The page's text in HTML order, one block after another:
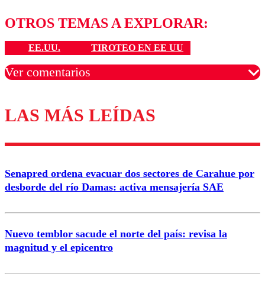
OTROS TEMAS A EXPLORAR:
EE.UU. TIROTEO EN EE UU
Ver comentarios
Los comentarios son moderados para garantizar un
diálogo respetuoso.
Correo
LAS MÁS LEÍDAS
Senapred ordena evacuar dos sectores de Carahue por
desborde del río Damas: activa mensajería SAE
Nuevo temblor sacude el norte del país: revisa la
magnitud y el epicentro